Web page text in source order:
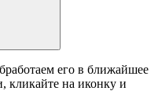
его в ближайшее
кликайте на иконку и